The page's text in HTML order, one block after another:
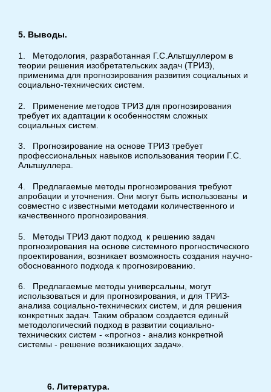
5. Выводы.
1. Методология, разработанная Г.С.Альтшуллером в
теории решения изобретательских задач (ТРИЗ),
применима для прогнозирования развития социальных и
социально-технических систем.
2. Применение методов ТРИЗ для прогнозирования
требует их адаптации к особенностям сложных
социальных систем.
3. Прогнозирование на основе ТРИЗ требует
профессиональных навыков использования теории Г.С.
Альтшуллера.
4. Предлагаемые методы прогнозирования требуют
апробации и уточнения. Они могут быть использованы и
совместно с известными методами количественного и
качественного прогнозирования.
5. Методы ТРИЗ дают подход к решению задач
прогнозирования на основе системного прогностического
проектирования, возникает возможность создания научно-
обоснованного подхода к прогнозированию.
6. Предлагаемые методы универсальны, могут
использоваться и для прогнозирования, и для ТРИЗ-
анализа социально-технических систем, и для решения
конкретных задач. Таким образом создается единый
методологический подход в развитии социально-
технических систем - «прогноз - анализ конкретной
системы - решение возникающих задач».
6. Литература.